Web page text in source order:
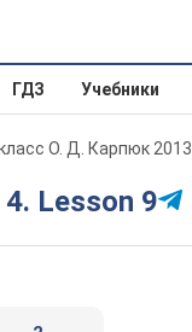
ГДЗ Учебники
О. Д. Карпюк 2013
4. Lesson 9